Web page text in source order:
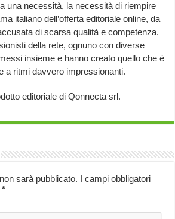
una necessità, la necessità di riempire
italiano dell’offerta editoriale online, da
di scarsa qualità e competenza.
della rete, ognuno con diverse
insieme e hanno creato quello che è
a ritmi davvero impressionanti.
editoriale di Qonnecta srl.
sarà pubblicato. I campi obbligatori
*